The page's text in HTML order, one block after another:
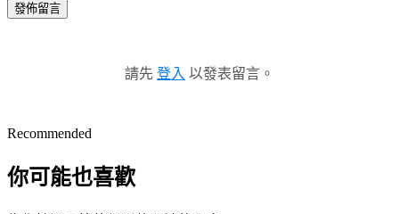
發佈留言
請先 登入 以發表留言。
Recommended
你可能也喜歡